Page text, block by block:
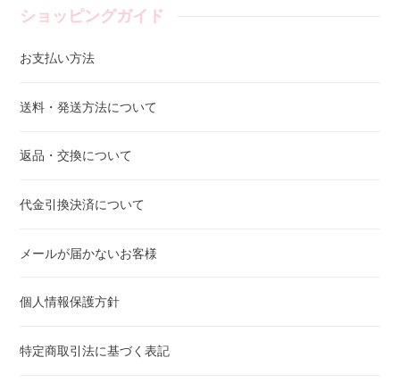
ショッピングガイド
お支払い方法
送料・発送方法について
返品・交換について
代金引換決済について
メールが届かないお客様
個人情報保護方針
特定商取引法に基づく表記